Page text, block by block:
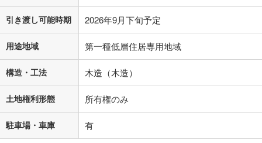
引き渡し可能時期 2026年9月下旬予定
用途地域 第一種低層住居専用地域
構造・工法 木造（木造）
土地権利形態 所有権のみ
駐車場・車庫 有